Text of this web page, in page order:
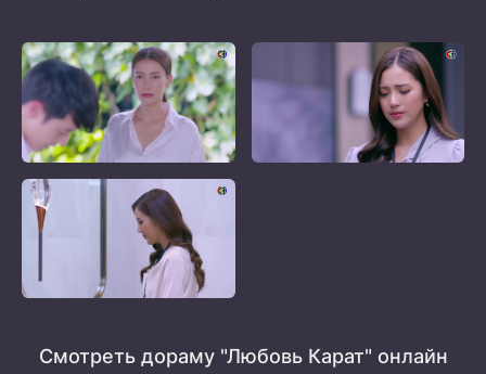
Смотреть дораму "Любовь Карат" онлайн